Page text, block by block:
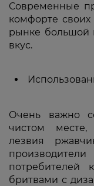
Современные
комфорте своих
рынке большой
вкус.
Очень важно
чистом
лезвия
потребителей
бритвами с